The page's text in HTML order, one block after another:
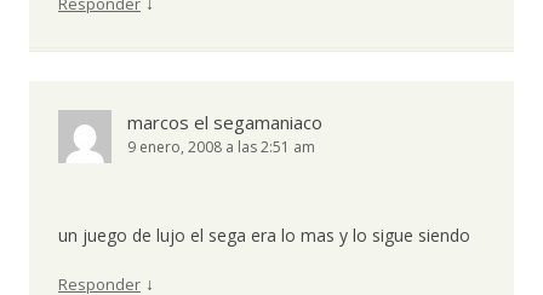
marcos el segamaniaco
9 enero, 2008 a las 2:51 am
un juego de lujo el sega era lo mas y lo sigue siendo
Responder ↓